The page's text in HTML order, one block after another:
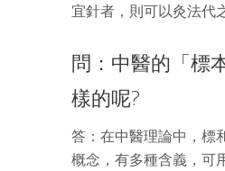
宜針者，則可以灸法代之
問：中醫的「標
樣的呢?
答：在中醫理論中，標
概念，有多種含義，可